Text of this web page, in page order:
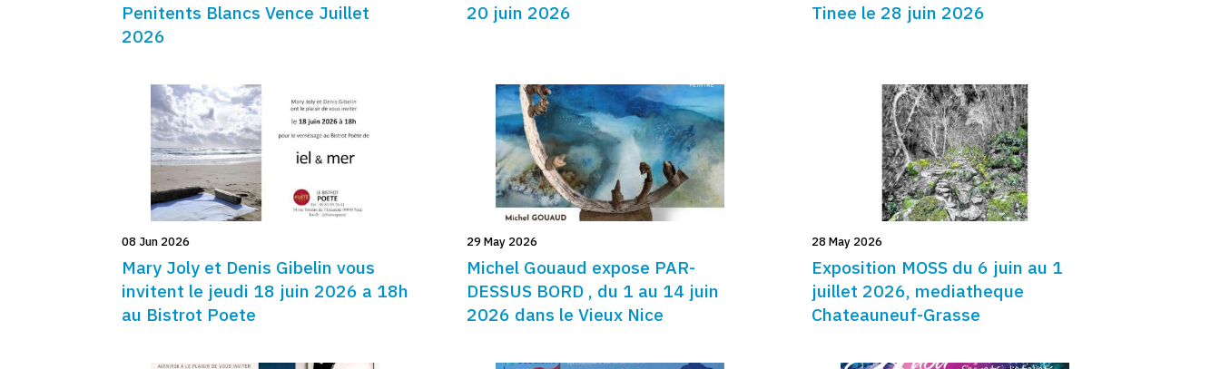
Penitents Blancs Vence Juillet
2026
20 juin 2026
Tinee le 28 juin 2026
08 Jun 2026
Mary Joly et Denis Gibelin vous
invitent le jeudi 18 juin 2026 a 18h
au Bistrot Poete
29 May 2026
Michel Gouaud expose PAR-
DESSUS BORD , du 1 au 14 juin
2026 dans le Vieux Nice
28 May 2026
Exposition MOSS du 6 juin au 1
juillet 2026, mediatheque
Chateauneuf-Grasse